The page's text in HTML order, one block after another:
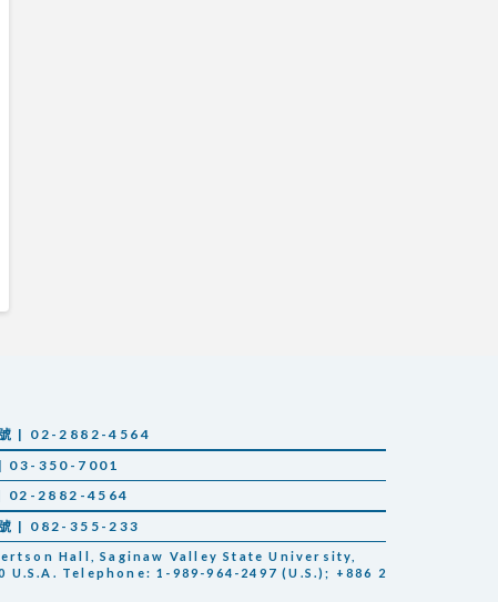
號 | 02-2882-4564
| 03-350-7001
| 02-2882-4564
號 | 082-355-233
Hall, Saginaw Valley State University,
U.S.A. Telephone: 1-989-964-2497 (U.S.); +886 2